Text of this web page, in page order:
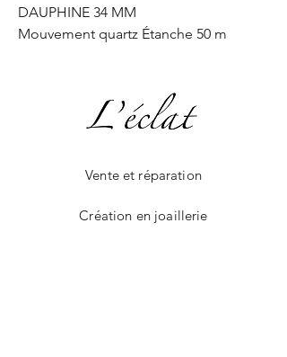
DAUPHINE 34 MM
Mouvement quartz Étanche 50 m
Vente et réparation
Création en joaillerie